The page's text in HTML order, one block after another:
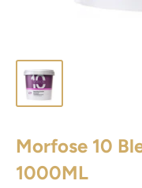
Morfose 10
1000ML